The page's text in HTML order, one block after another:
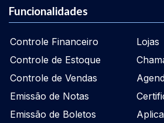
Funcionalidades
Controle Financeiro
Controle de Estoque
Controle de Vendas
Emissão de Notas
Emissão de Boletos
Lojas